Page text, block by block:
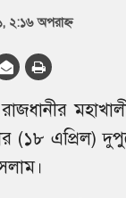
২:১৬ অপরাহ্ণ
(১৮ এপ্রিল)